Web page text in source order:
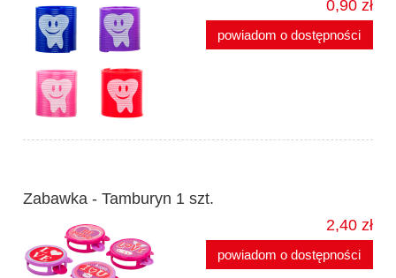
0,90 zł
powiadom o dostępności
Zabawka - Tamburyn 1 szt.
2,40 zł
powiadom o dostępności